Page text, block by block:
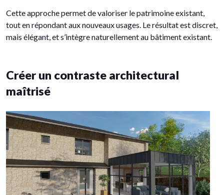
Cette approche permet de valoriser le patrimoine existant,
tout en répondant aux nouveaux usages. Le résultat est discret,
mais élégant, et s’intègre naturellement au bâtiment existant.
Créer un contraste architectural
maîtrisé